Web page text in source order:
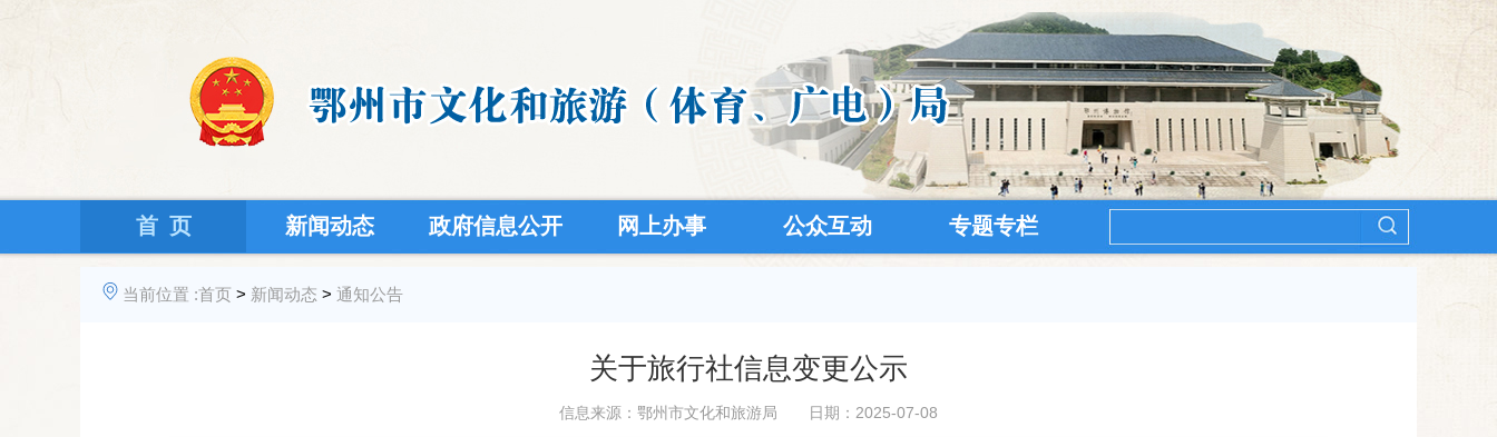
首 页 新闻动态 政府信息公开 网上办事 公众互动 专题专栏
当前位置 :首页 > 新闻动态 > 通知公告
关于旅行社信息变更公示
信息来源：鄂州市文化和旅游局 日期：2025-07-08